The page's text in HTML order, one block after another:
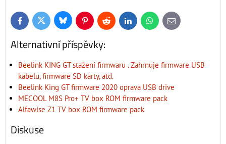
FacebookTwitter BlueskyPinterestReddit LinkedInWhatsApp
E-
mail
Alternativní příspěvky:
Beelink KING GT stažení firmwaru . Zahrnuje firmware USB
kabelu, firmware SD karty, atd.
Beelink King GT firmware 2020 oprava USB drive
MECOOL M8S Pro+ TV box ROM firmware pack
Alfawise Z1 TV box ROM firmware pack
Diskuse